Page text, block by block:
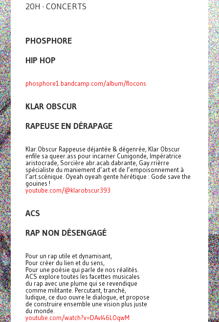
20H · CONCERTS
PHOSPHORE
HIP HOP
phosphore1.bandcamp.com/album/flocons
KLAR OBSCUR
RAPEUSE EN DÉRAPAGE
Klar.Obscur Rappeuse déjantée & dégenrée, Klar Obscur
enfile sa queer.ass pour incarner Cunigonde, Impératrice
aristocrade, Sorcière abr.acab.dabrante, Gay.rrièrre
spécialiste du maniement d’art et de l’empoisonnement à
l’art.scénique. Oyeah oyeah gente hérétique : Gode save the
gouines !
youtube.com/@klarobscur393
ACS
RAP NON DÉSENGAGÉ
Pour un rap utile et dynamisant,
Pour créer du lien et du sens,
Pour une poésie qui parle de nos réalités.
ACS explore toutes les facettes musicales
du rap avec une plume qui se revendique
comme militante. Percutant, tranché,
ludique, ce duo ouvre le dialogue, et propose
de construire ensemble une vision plus juste
du monde.
youtube.com/watch?v=DAvI46LOqwM